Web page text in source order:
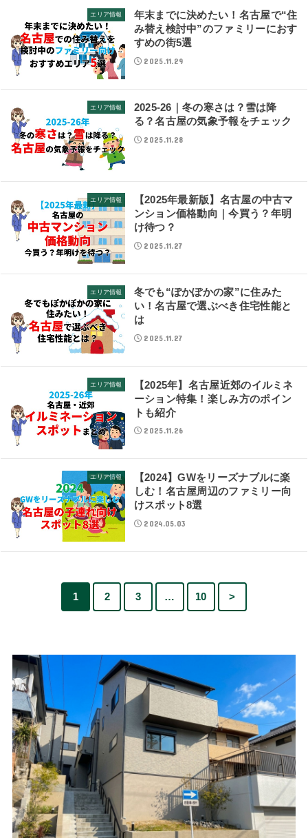
エリア情報
年末までに決めたい！名古屋で“住
み替え検討中”のファミリーにおす
すめの街5選
2025.11.29
エリア情報
2025-26｜冬の寒さは？雪は降
る？名古屋の気象予報をチェック
2025.11.28
エリア情報
【2025年最新版】名古屋の中古マ
ンション価格動向｜今買う？年明
け待つ？
2025.11.27
エリア情報
冬でも“ぽかぽかの家”に住みた
い！名古屋で選ぶべき住宅性能と
は
2025.11.27
エリア情報
【2025年】名古屋近郊のイルミネ
ーション特集！楽しみ方のポイン
トも紹介
2025.11.26
エリア情報
【2024】GWをリーズナブルに楽
しむ！名古屋周辺のファミリー向
けスポット8選
2024.05.03
1 2 3 … 10 >